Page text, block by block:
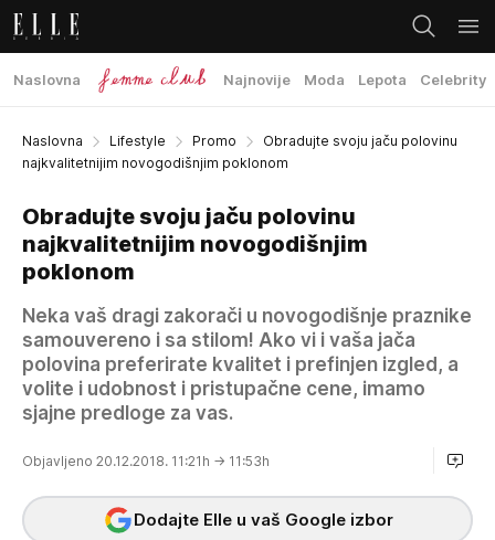
Naslovna Najnovije Moda Lepota Celebrity
Naslovna Lifestyle Promo
Obradujte svoju jaču polovinu
najkvalitetnijim novogodišnjim poklonom
Obradujte svoju jaču polovinu
najkvalitetnijim novogodišnjim
poklonom
Neka vaš dragi zakorači u novogodišnje praznike
samouvereno i sa stilom! Ako vi i vaša jača
polovina preferirate kvalitet i prefinjen izgled, a
volite i udobnost i pristupačne cene, imamo
sjajne predloge za vas.
Objavljeno 20.12.2018. 11:21h → 11:53h
Dodajte Elle u vaš Google izbor